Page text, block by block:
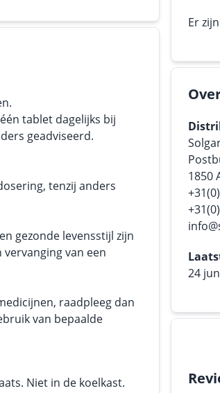
tablet dagelijks bij
geadviseerd.
tenzij anders
gezonde levensstijl zijn
van een
raadpleeg dan
van bepaalde
Niet in de koelkast.
Er
1850
24